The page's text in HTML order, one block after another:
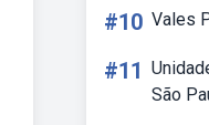
#10 Vales
#11
São